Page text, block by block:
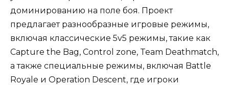
доминированию на поле боя. Проект
предлагает разнообразные игровые режимы,
включая классические 5v5 режимы, такие как
Capture the Bag, Control zone, Team Deathmatch,
а также специальные режимы, включая Battle
Royale и Operation Descent, где игроки